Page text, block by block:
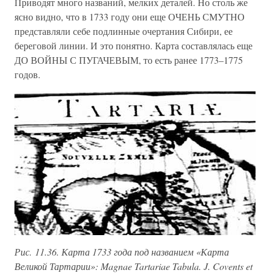
ясно видно, что в 1733 году они еще ОЧЕНЬ СМУТНО
представляли себе подлинные очертания Сибири, ее
береговой линии. И это понятно. Карта составлялась еще
ДО ВОЙНЫ С ПУГАЧЕВЫМ, то есть ранее 1773–1775
годов.
Рис. 11.36. Карта 1733 года под названием «Карта
Великой Тартарии»: Magnae Tartariae Tabula. J. Covents et